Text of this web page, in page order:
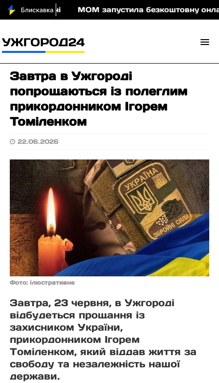
вночі МОМ запустила безкоштовну онлайн-
Завтра в Ужгороді
попрощаються із полеглим
прикордонником Ігорем
Томіленком
22.06.2026
Фото: ілюстративне
Завтра, 23 червня, в Ужгороді
відбудеться прощання із
захисником України,
прикордонником Ігорем
Томіленком, який віддав життя за
свободу та незалежність нашої
держави.